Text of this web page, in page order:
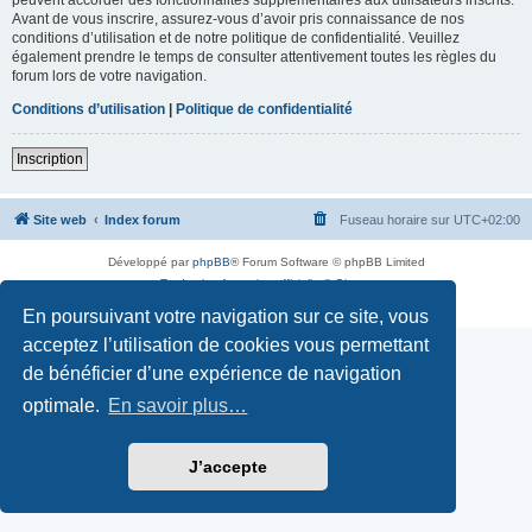
En poursuivant votre navigation sur ce site, vous
acceptez l’utilisation de cookies vous permettant
de bénéficier d’une expérience de navigation
optimale. En savoir plus…
J’accepte
Avant de vous inscrire, assurez-vous d’avoir pris connaissance de nos
conditions d’utilisation et de notre politique de confidentialité. Veuillez
également prendre le temps de consulter attentivement toutes les règles du
forum lors de votre navigation.
Conditions d’utilisation | Politique de confidentialité
Inscription
Site web Index forum Fuseau horaire sur UTC+02:00
Développé parphpBB® Forum Software © phpBB Limited
Traduction française officielle©Qiaeru